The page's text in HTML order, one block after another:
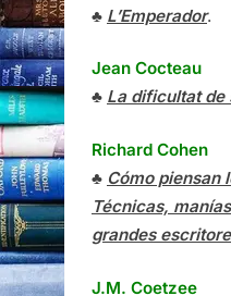
♣ L’Emperador.
Jean Cocteau
♣ La dificultat de
Richard Cohen
♣ Cómo piensan
Técnicas,
grandes
J.M. Coetzee